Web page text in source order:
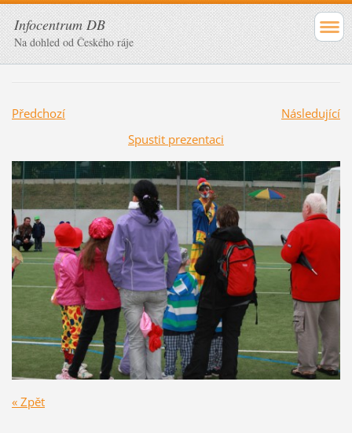
Infocentrum DB
Na dohled od Českého ráje
Předchozí
Následující
Spustit prezentaci
« Zpět